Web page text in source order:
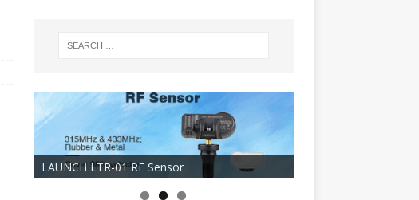
LAUNCH LTR-01 RF Sensor